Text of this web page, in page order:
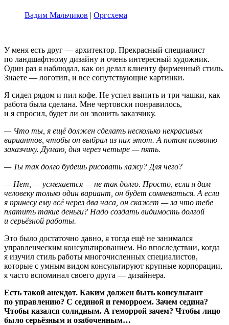
Вадим Мальчиков | Оргсхема
У меня есть друг — архитектор. Прекрасный специалист
по ландшафтному дизайну и очень интересный художник.
Один раз я наблюдал, как он делал клиенту фирменный стиль.
Знаете — логотип, и все сопутствующие картинки.
Я сидел рядом и пил кофе. Не успел выпить и три чашки, как
работа была сделана. Мне чертовски понравилось,
и я спросил, будет ли он звонить заказчику.
— Что ты, я ещё должен сделать несколько некрасивых
вариантов, чтобы он выбрал из них этот. А потом позвоню
заказчику. Думаю, дня через четыре — пять.
— Ты так долго будешь рисовать лажу? Для чего?
— Нет, — усмехается — не так долго. Просто, если я дам
человеку только один вариант, он будет сомневаться. А если
я принесу ему всё через два часа, он скажет — за что тебе
платить такие деньги? Надо создать видимость долгой
и серьёзной работы.
Это было достаточно давно, я тогда ещё не занимался
управленческим консультированием. Но впоследствии, когда
я изучил стиль работы многочисленных специалистов,
которые с умным видом консультируют крупные корпорации,
я часто вспоминал своего друга — дизайнера.
Есть такой анекдот. Каким должен быть консультант
по управлению? С сединой и геморроем. Зачем седина?
Чтобы казался солидным. А геморрой зачем? Чтобы лицо
было серьёзным и озабоченным…